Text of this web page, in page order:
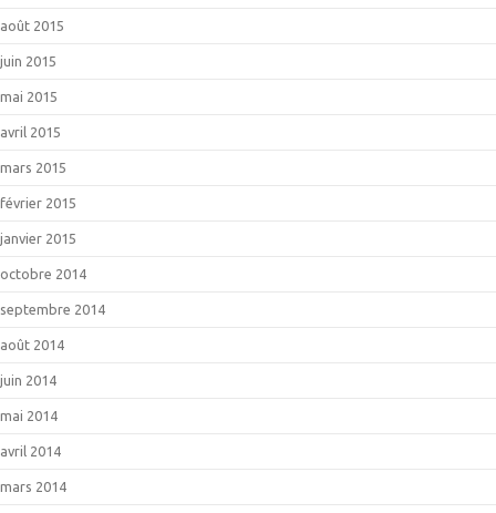
août 2015
juin 2015
mai 2015
avril 2015
mars 2015
février 2015
janvier 2015
octobre 2014
septembre 2014
août 2014
juin 2014
mai 2014
avril 2014
mars 2014